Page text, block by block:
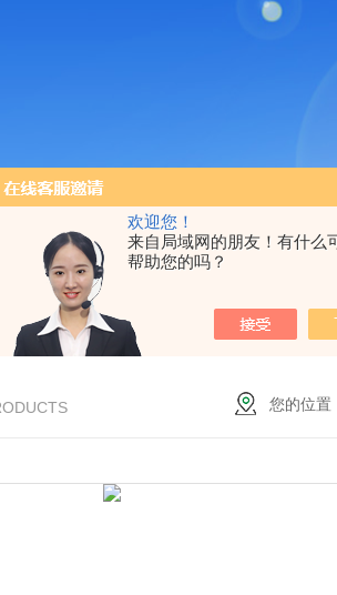
欢迎您！
来自局域网的朋友！有什么
帮助您的吗？
器：M340780
您的位置